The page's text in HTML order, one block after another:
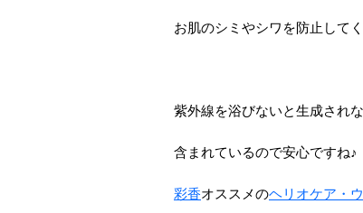
お肌のシミやシワを防止して
紫外線を浴びないと生成され
含まれているので安心ですね♪
彩香オススメのヘリオケア・